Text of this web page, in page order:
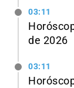
03:11
de 2026
03:11